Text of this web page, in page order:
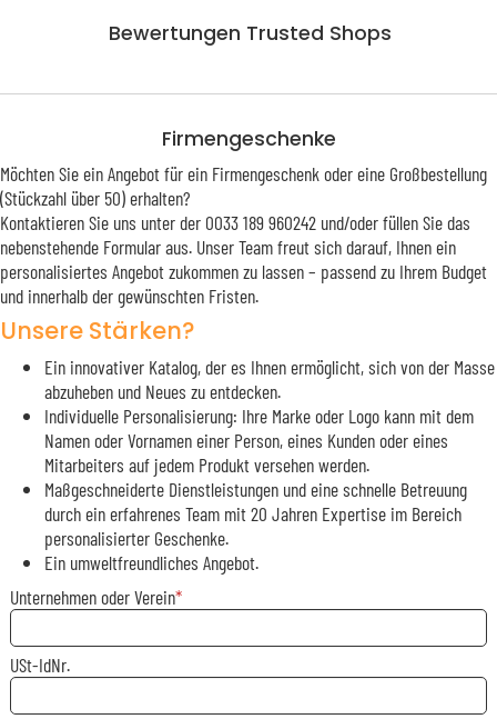
Bewertungen Trusted Shops
Firmengeschenke
Möchten Sie ein Angebot für ein Firmengeschenk oder eine Großbestellung
(Stückzahl über 50) erhalten?
Kontaktieren Sie uns unter der 0033 189 960242 und/oder füllen Sie das
nebenstehende Formular aus. Unser Team freut sich darauf, Ihnen ein
personalisiertes Angebot zukommen zu lassen – passend zu Ihrem Budget
und innerhalb der gewünschten Fristen.
Unsere Stärken?
Ein innovativer Katalog, der es Ihnen ermöglicht, sich von der Masse
abzuheben und Neues zu entdecken.
Individuelle Personalisierung: Ihre Marke oder Logo kann mit dem
Namen oder Vornamen einer Person, eines Kunden oder eines
Mitarbeiters auf jedem Produkt versehen werden.
Maßgeschneiderte Dienstleistungen und eine schnelle Betreuung
durch ein erfahrenes Team mit 20 Jahren Expertise im Bereich
personalisierter Geschenke.
Ein umweltfreundliches Angebot.
Unternehmen oder Verein
USt-IdNr.